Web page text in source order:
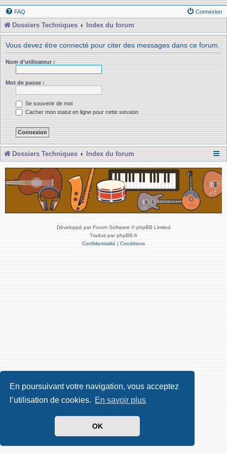
En poursuivant votre navigation, vous acceptez
l’utilisation de cookies. En savoir plus
OK
FAQ Connexion
Dossiers Techniques Index du forum
Vous devez être connecté pour citer des messages dans ce forum.
Nom d’utilisateur :
Mot de passe :
Se souvenir de moi
Cacher mon statut en ligne pour cette session
Dossiers Techniques Index du forum
Développé par Forum Software © phpBB Limited
Traduit par phpBB-fr
Confidentialité | Conditions